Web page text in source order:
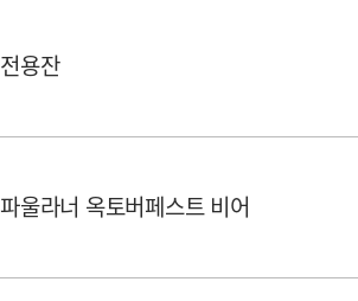
전용잔
파울라너 옥토버페스트 비어